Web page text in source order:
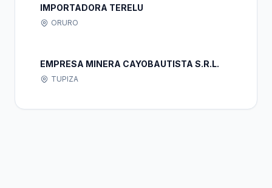
IMPORTADORA TERELU
ORURO
EMPRESA MINERA CAYOBAUTISTA S.R.L.
TUPIZA